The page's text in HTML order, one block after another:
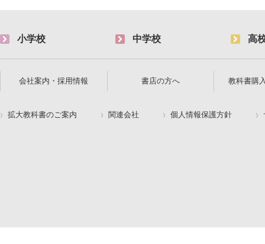
小学校 中学校 高
会社案内・採用情報 書店の方へ 教科書購
拡大教科書のご案内 関連会社 個人情報保護方針